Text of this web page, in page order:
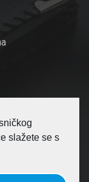
slažete se s
novosti i